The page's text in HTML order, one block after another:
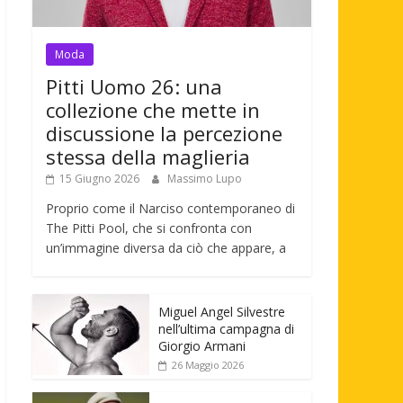
Moda
Pitti Uomo 26: una
collezione che mette in
discussione la percezione
stessa della maglieria
15 Giugno 2026 Massimo Lupo
Proprio come il Narciso contemporaneo di
The Pitti Pool, che si confronta con
un’immagine diversa da ciò che appare, a
Miguel Angel Silvestre
nell’ultima campagna di
Giorgio Armani
26 Maggio 2026